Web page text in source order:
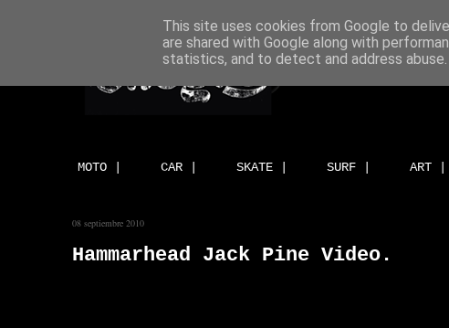
MOTO | CAR | SKATE | SURF | ART |
08 septiembre 2010
Hammarhead Jack Pine Video.
This site uses cookies from Google to
are shared with Google along with
statistics, and to detect and address abuse.